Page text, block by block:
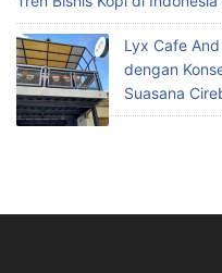
Lyx Cafe
dengan
Suasana